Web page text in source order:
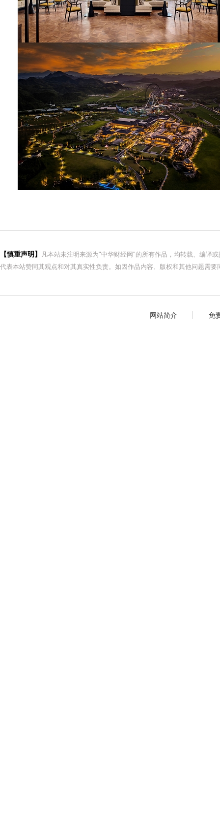
【慎重声明】
凡本站未注明来源为"中华财经网"的所有作品，均转载、编译
代表本站赞同其观点和对其真实性负责。如因作品内容、版权和其他问题需
网站简介 免